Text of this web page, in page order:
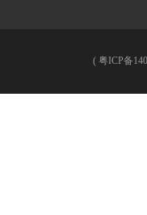
( 粤ICP备